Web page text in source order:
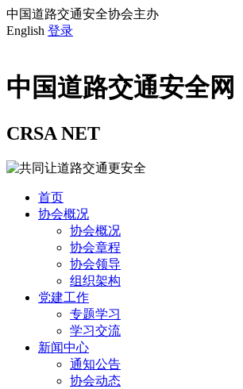
中国道路交通安全协会主办
English 登录
中国道路交通安全网
CRSA NET
首页
协会概况
协会概况
协会章程
协会领导
组织架构
党建工作
专题学习
学习交流
新闻中心
通知公告
协会动态